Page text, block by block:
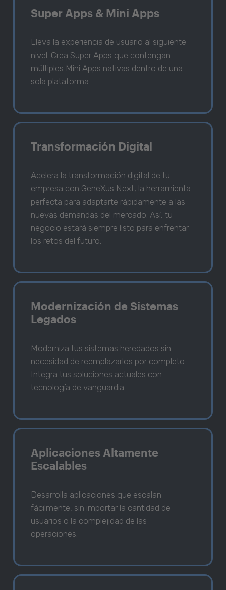
Super Apps & Mini Apps
Lleva la experiencia de usuario al siguiente
nivel. Crea Super Apps que contengan
múltiples Mini Apps nativas dentro de una
sola plataforma.
Transformación Digital
Acelera la transformación digital de tu
empresa con GeneXus Next, la herramienta
perfecta para adaptarte rápidamente a las
nuevas demandas del mercado. Así, tu
negocio estará siempre listo para enfrentar
los retos del futuro.
Modernización de Sistemas
Legados
Moderniza tus sistemas heredados sin
necesidad de reemplazarlos por completo.
Integra tus soluciones actuales con
tecnología de vanguardia.
Aplicaciones Altamente
Escalables
Desarrolla aplicaciones que escalan
fácilmente, sin importar la cantidad de
usuarios o la complejidad de las
operaciones.